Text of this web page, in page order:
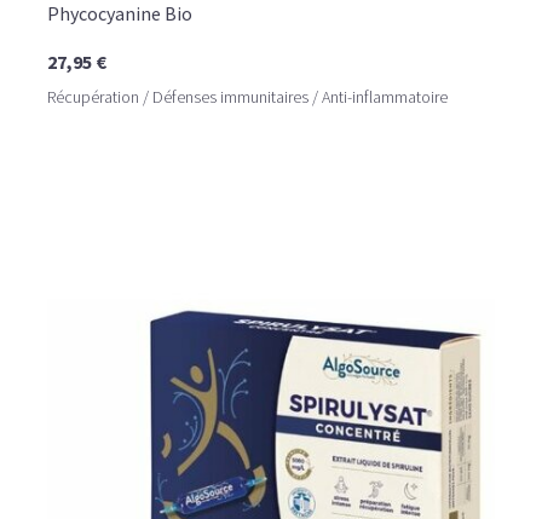
Phycocyanine Bio
27,95 €
Récupération / Défenses immunitaires / Anti-inflammatoire